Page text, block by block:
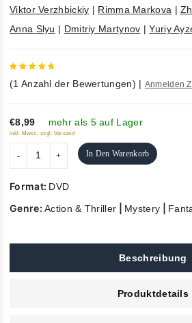
Viktor Verzhbickiy | Rimma Markova |
Anna Slyu | Dmitriy Martynov |Yuriy
5
(1 Anzahl der Bewertungen) | Anmelden
€8,99 mehr als 5 auf Lager
inkl. Mwst., zzgl. Versand
In Den Warenkorb
Format: DVD
Genre:Action & Thriller Mystery
Beschreibung
Produktdetails